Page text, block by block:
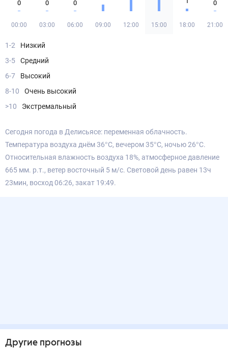
0
00:00
0
03:00
0
06:00 09:00 12:00 15:00 18:00
0
21:00
1-2
Низкий
3-5
Средний
6-7
Высокий
8-10
Очень высокий
>10
Экстремальный
Сегодня погода в Делисьясе: переменная облачность.
Температура воздуха днём 36°С, вечером 35°С, ночью 26°С.
Относительная влажность воздуха 18%, атмосферное давление
665 мм. р.т., ветер восточный 5 м/с. Световой день равен 13ч
23мин, восход 06:26, закат 19:49.
Другие прогнозы